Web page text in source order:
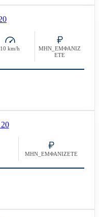
10 km/h
ΜΗΝ_ΕΜΦΑΝΙΖ
ΕΤΕ
ΜΗΝ_ΕΜΦΑΝΙΖΕΤΕ